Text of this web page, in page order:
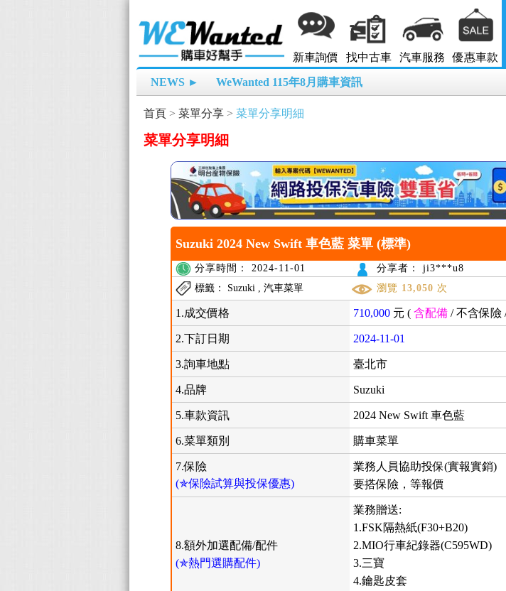
新車詢價 找中古車 汽車服務 優惠車款
NEWS ► WeWanted 115年8月購車資訊
首頁 > 菜單分享 > 菜單分享明細
菜單分享明細
Suzuki 2024 New Swift 車色藍 菜單 (標準)
分享時間： 2024-11-01
分享者： ji3***u8
標籤： Suzuki , 汽車菜單
瀏覽 13,050 次
1.成交價格 710,000 元 (含配備 /不含保險
2.下訂日期 2024-11-01
3.詢車地點 臺北市
4.品牌 Suzuki
5.車款資訊 2024 New Swift 車色藍
6.菜單類別 購車菜單
7.保險
(✯保險試算與投保優惠)
業務人員協助投保(實報實銷)
要搭保險，等報價
8.額外加選配備/配件
(✯熱門選購配件)
業務贈送:
1.FSK隔熱紙(F30+B20)
2.MIO行車紀錄器(C595WD)
3.三寶
4.鑰匙皮套